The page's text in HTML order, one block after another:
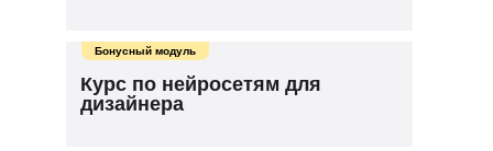
Как работать с дизайн-системами
инструмента современных веб-
дизайнеров
Курс по нейросетям для
дизайнера
Бонусный модуль